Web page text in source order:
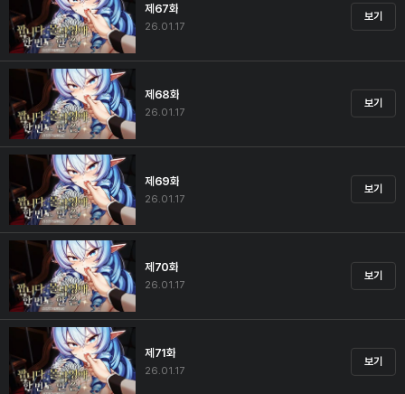
제67화
26.01.17
보기
제68화
26.01.17
보기
제69화
26.01.17
보기
제70화
26.01.17
보기
제71화
26.01.17
보기